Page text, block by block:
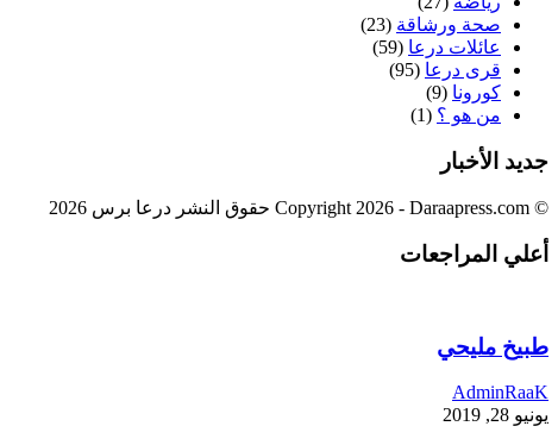
صحة ورشاقة (23)
عائلات درعا (59)
قرى درعا (95)
كورونا (9)
من هو ؟ (1)
جديد الأخبار
© Copyright 2026 - Daraapress.com حقوق النشر درعا برس 2026
أعلي المراجعات
طبيخ مليحي
AdminRaaK
يونيو 28, 2019